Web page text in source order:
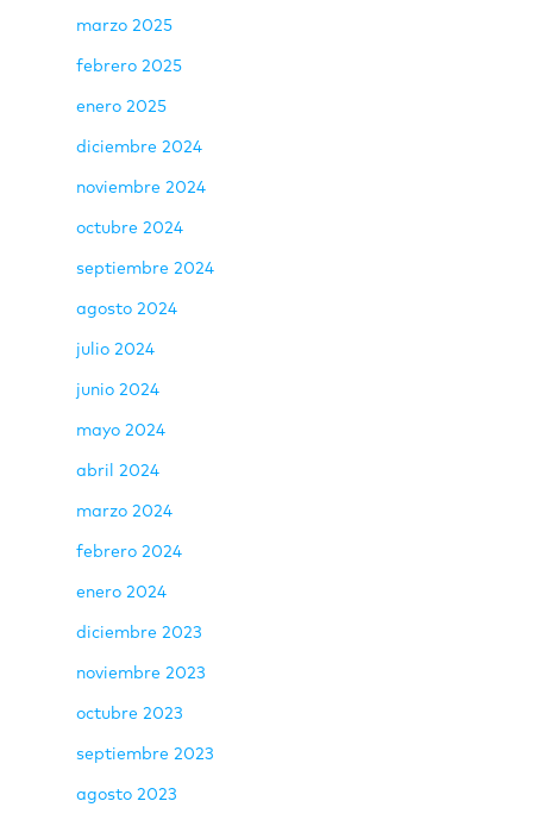
marzo 2025
febrero 2025
enero 2025
diciembre 2024
noviembre 2024
octubre 2024
septiembre 2024
agosto 2024
julio 2024
junio 2024
mayo 2024
abril 2024
marzo 2024
febrero 2024
enero 2024
diciembre 2023
noviembre 2023
octubre 2023
septiembre 2023
agosto 2023